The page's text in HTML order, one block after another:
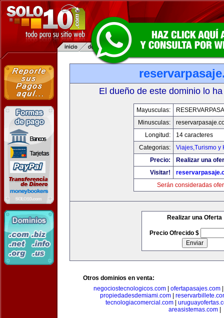
El dueño de este dominio lo
Mayusculas:
Minusculas:
Longitud:
14 caracteres
Categorias:
Viajes,Turismo y
Precio:
Realizar una
Visitar!
Serán consideradas
Realizar una Oferta
Precio Ofrecido $
Otros dominios en venta:
negociostecnologicos.com
ofertapasajes.com
propiedadesdemiami.com
tecnologiacomercial.com
areasistemas.com|